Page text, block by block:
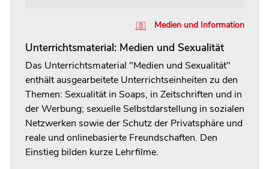
Medien und Information
Unterrichtsmaterial: Medien und Sexualität
Das Unterrichtsmaterial "Medien und Sexualität"
enthält ausgearbeitete Unterrichtseinheiten zu den
Themen: Sexualität in Soaps, in Zeitschriften und in
der Werbung; sexuelle Selbstdarstellung in sozialen
Netzwerken sowie der Schutz der Privatsphäre und
reale und onlinebasierte Freundschaften. Den
Einstieg bilden kurze Lehrfilme.